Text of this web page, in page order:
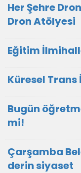
Her Şehre
Dron Atölyesi
Eğitim
Küresel
Bugün
mi!
Çarşamba
derin siyaset